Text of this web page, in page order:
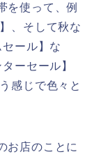
を使って、例
、そして秋な
ール】な
ーセール】
感じで色々と
お店のことに